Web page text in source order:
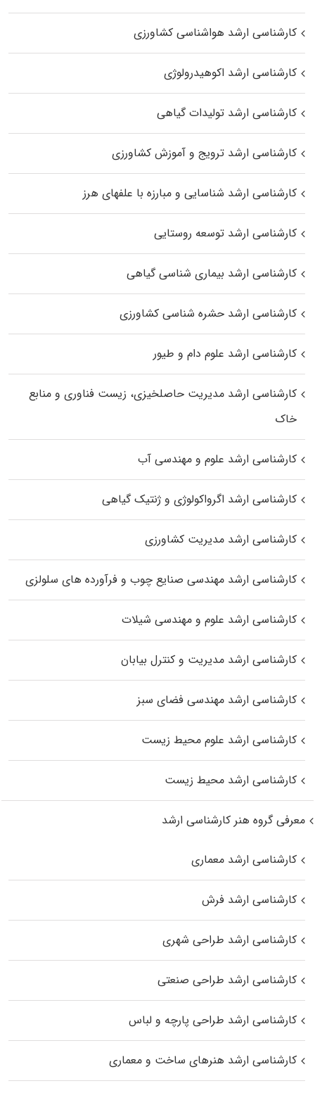
کارشناسی ارشد هواشناسی کشاورزی
کارشناسی ارشد اکوهیدرولوژی
کارشناسی ارشد تولیدات گیاهی
کارشناسی ارشد ترویج و آموزش کشاورزی
کارشناسی ارشد شناسایی و مبارزه با علفهای هرز
کارشناسی ارشد توسعه روستایی
کارشناسی ارشد بیماری‌ شناسی گیاهی
کارشناسی ارشد حشره‌ شناسی کشاورزی
کارشناسی ارشد علوم دام و طیور
کارشناسی ارشد مدیریت حاصلخیزی، زیست فناوری و منابع
خاک
کارشناسی ارشد علوم و مهندسی آب
کارشناسی ارشد اگرواکولوژی و ژنتیک گیاهی
کارشناسی ارشد مدیریت کشاورزی
کارشناسی ارشد مهندسی صنایع چوب و فرآورده‌ های سلولزی
کارشناسی ارشد علوم و مهندسی شیلات
کارشناسی ارشد مدیریت و کنترل بیابان
کارشناسی ارشد مهندسی فضای سبز
کارشناسی ارشد علوم محیط‌ زیست
کارشناسی ارشد محیط زیست
معرفی گروه هنر کارشناسی ارشد
کارشناسی ارشد معماری
کارشناسی ارشد فرش
کارشناسی ارشد طراحی شهری
کارشناسی ارشد طراحی صنعتی
کارشناسی ارشد طراحی پارچه و لباس
کارشناسی ارشد هنرهای ساخت و معماری